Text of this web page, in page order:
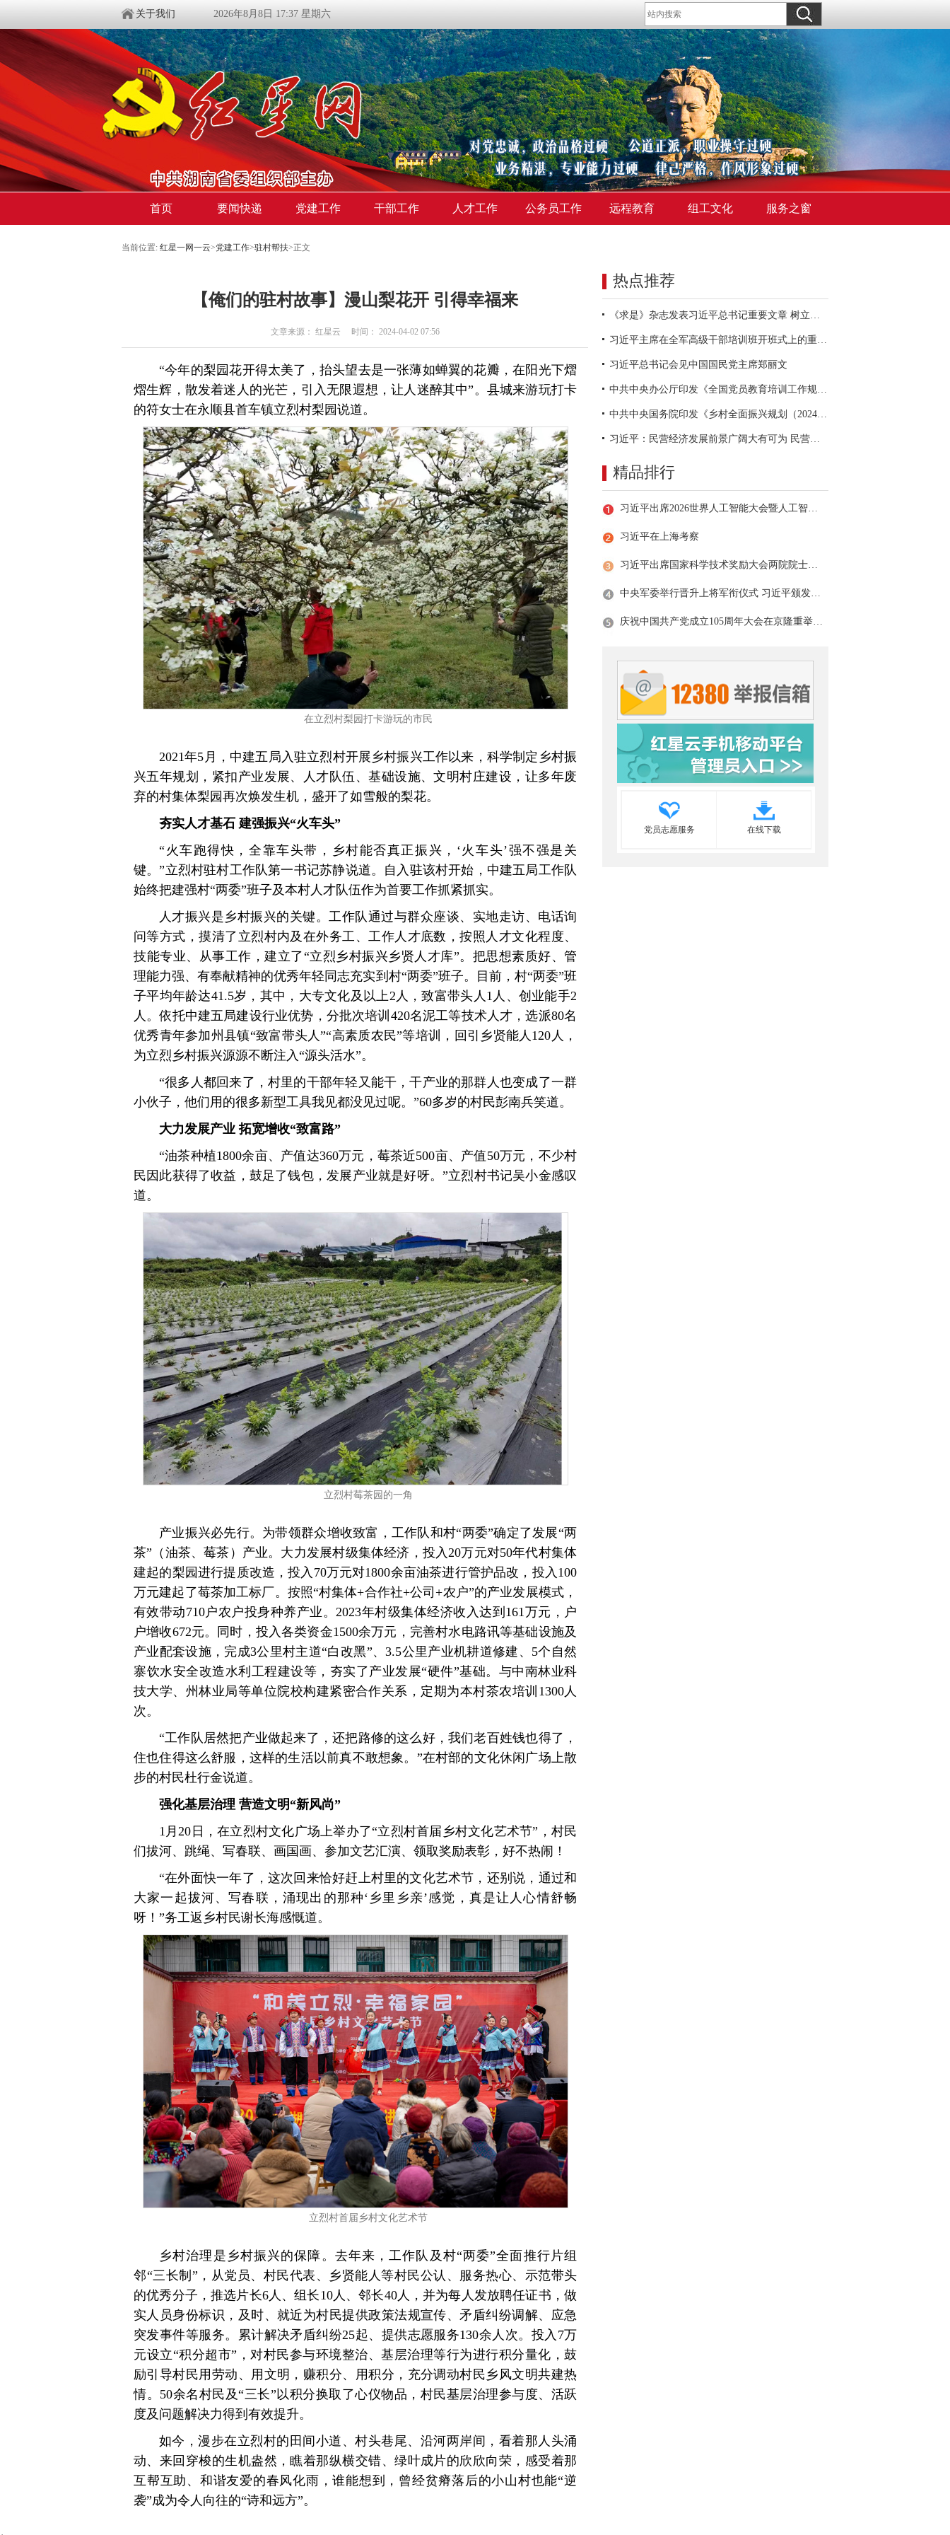
关于我们 2026年8月8日 17:37 星期六
首页 要闻快递 党建工作 干部工作 人才工作 公务员工作 远程教育 组工文化 服务之窗
当前位置: 红星一网一云>党建工作>驻村帮扶>正文
【俺们的驻村故事】漫山梨花开 引得幸福来
文章来源： 红星云 时间： 2024-04-02 07:56
“今年的梨园花开得太美了，抬头望去是一张薄如蝉翼的花瓣，在阳光下熠
熠生辉，散发着迷人的光芒，引入无限遐想，让人迷醉其中”。县城来游玩打卡
的符女士在永顺县首车镇立烈村梨园说道。
在立烈村梨园打卡游玩的市民
2021年5月，中建五局入驻立烈村开展乡村振兴工作以来，科学制定乡村振
兴五年规划，紧扣产业发展、人才队伍、基础设施、文明村庄建设，让多年废
弃的村集体梨园再次焕发生机，盛开了如雪般的梨花。
夯实人才基石 建强振兴“火车头”
“火车跑得快，全靠车头带，乡村能否真正振兴，‘火车头’强不强是关
键。”立烈村驻村工作队第一书记苏静说道。自入驻该村开始，中建五局工作队
始终把建强村“两委”班子及本村人才队伍作为首要工作抓紧抓实。
人才振兴是乡村振兴的关键。工作队通过与群众座谈、实地走访、电话询
问等方式，摸清了立烈村内及在外务工、工作人才底数，按照人才文化程度、
技能专业、从事工作，建立了“立烈乡村振兴乡贤人才库”。把思想素质好、管
理能力强、有奉献精神的优秀年轻同志充实到村“两委”班子。目前，村“两委”班
子平均年龄达41.5岁，其中，大专文化及以上2人，致富带头人1人、创业能手2
人。依托中建五局建设行业优势，分批次培训420名泥工等技术人才，选派80名
优秀青年参加州县镇“致富带头人”“高素质农民”等培训，回引乡贤能人120人，
为立烈乡村振兴源源不断注入“源头活水”。
“很多人都回来了，村里的干部年轻又能干，干产业的那群人也变成了一群
小伙子，他们用的很多新型工具我见都没见过呢。”60多岁的村民彭南兵笑道。
大力发展产业 拓宽增收“致富路”
“油茶种植1800余亩、产值达360万元，莓茶近500亩、产值50万元，不少村
民因此获得了收益，鼓足了钱包，发展产业就是好呀。”立烈村书记吴小金感叹
道。
立烈村莓茶园的一角
产业振兴必先行。为带领群众增收致富，工作队和村“两委”确定了发展“两
茶”（油茶、莓茶）产业。大力发展村级集体经济，投入20万元对50年代村集体
建起的梨园进行提质改造，投入70万元对1800余亩油茶进行管护品改，投入100
万元建起了莓茶加工标厂。按照“村集体+合作社+公司+农户”的产业发展模式，
有效带动710户农户投身种养产业。2023年村级集体经济收入达到161万元，户
户增收672元。同时，投入各类资金1500余万元，完善村水电路讯等基础设施及
产业配套设施，完成3公里村主道“白改黑”、3.5公里产业机耕道修建、5个自然
寨饮水安全改造水利工程建设等，夯实了产业发展“硬件”基础。与中南林业科
技大学、州林业局等单位院校构建紧密合作关系，定期为本村茶农培训1300人
次。
“工作队居然把产业做起来了，还把路修的这么好，我们老百姓钱也得了，
住也住得这么舒服，这样的生活以前真不敢想象。”在村部的文化休闲广场上散
步的村民杜行金说道。
强化基层治理 营造文明“新风尚”
1月20日，在立烈村文化广场上举办了“立烈村首届乡村文化艺术节”，村民
们拔河、跳绳、写春联、画国画、参加文艺汇演、领取奖励表彰，好不热闹！
“在外面快一年了，这次回来恰好赶上村里的文化艺术节，还别说，通过和
大家一起拔河、写春联，涌现出的那种‘乡里乡亲’感觉，真是让人心情舒畅
呀！”务工返乡村民谢长海感慨道。
立烈村首届乡村文化艺术节
乡村治理是乡村振兴的保障。去年来，工作队及村“两委”全面推行片组
邻“三长制”，从党员、村民代表、乡贤能人等村民公认、服务热心、示范带头
的优秀分子，推选片长6人、组长10人、邻长40人，并为每人发放聘任证书，做
实人员身份标识，及时、就近为村民提供政策法规宣传、矛盾纠纷调解、应急
突发事件等服务。累计解决矛盾纠纷25起、提供志愿服务130余人次。投入7万
元设立“积分超市”，对村民参与环境整治、基层治理等行为进行积分量化，鼓
励引导村民用劳动、用文明，赚积分、用积分，充分调动村民乡风文明共建热
情。50余名村民及“三长”以积分换取了心仪物品，村民基层治理参与度、活跃
度及问题解决力得到有效提升。
如今，漫步在立烈村的田间小道、村头巷尾、沿河两岸间，看着那人头涌
动、来回穿梭的生机盎然，瞧着那纵横交错、绿叶成片的欣欣向荣，感受着那
互帮互助、和谐友爱的春风化雨，谁能想到，曾经贫瘠落后的小山村也能“逆
袭”成为令人向往的“诗和远方”。
热点推荐
《求是》杂志发表习近平总书记重要文章 树立和践行正确政绩观
习近平主席在全军高级干部培训班开班式上的重要讲话引领全军开展思想整风、深化政治整训
习近平总书记会见中国国民党主席郑丽文
中共中央办公厅印发《全国党员教育培训工作规划（2024－2028年）》
中共中央国务院印发《乡村全面振兴规划（2024—2027年）》
习近平：民营经济发展前景广阔大有可为 民营企业和民营企业家大显身手正当其时
精品排行
习近平出席2026世界人工智能大会暨人工智能全球治理高级别会议开幕式并发表主旨讲话
习近平在上海考察
习近平出席国家科学技术奖励大会两院院士大会中国科协第十一次全国代表大会并发表重要讲话
中央军委举行晋升上将军衔仪式 习近平颁发命令状并向晋衔的军官表示祝贺
庆祝中国共产党成立105周年大会在京隆重举行 习近平发表重要讲话
党员志愿服务 在线下载